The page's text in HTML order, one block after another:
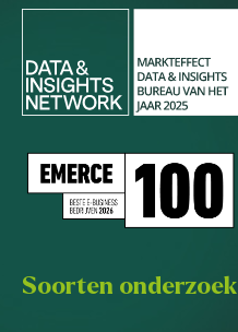
Soorten onderzoek